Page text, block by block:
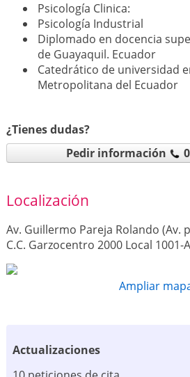
Psicología Clinica:
Psicología Industrial
Diplomado en docencia
de Guayaquil. Ecuador
Catedrático de universidad
Metropolitana del Ecuador
¿Tienes dudas?
Pedir información
Localización
Av. Guillermo Pareja Rolando (Av.
C.C. Garzocentro 2000 Local 1001-
Ampliar
Actualizaciones